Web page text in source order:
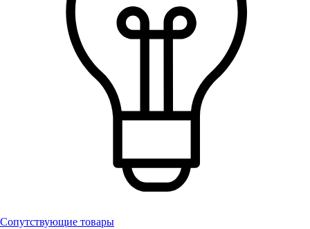
Сопутствующие товары